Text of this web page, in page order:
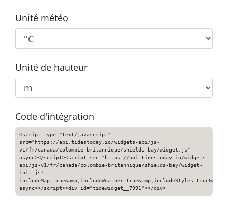
Unité météo
Unité de hauteur
Code d'intégration
<script type="text/javascript"
src="https://api.tidestoday.io/widgets-api/js-
v1/fr/canada/colombie-britannique/shields-bay/widget.js"
async></script><script src="https://api.tidestoday.io/widgets-
api/js-v1/fr/canada/colombie-britannique/shields-bay/widget-
init.js?
async></script><div id="tidewidget__7991"></div>